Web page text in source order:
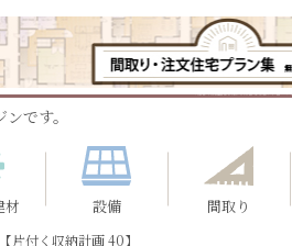
です。
材 設備 間取り
片付く収納計画 40】